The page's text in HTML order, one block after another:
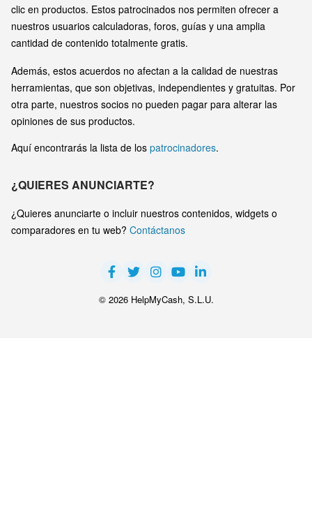
clic en productos. Estos patrocinados nos permiten ofrecer a
nuestros usuarios calculadoras, foros, guías y una amplia
cantidad de contenido totalmente gratis.
Además, estos acuerdos no afectan a la calidad de nuestras
herramientas, que son objetivas, independientes y gratuitas. Por
otra parte, nuestros socios no pueden pagar para alterar las
opiniones de sus productos.
Aquí encontrarás la lista de los patrocinadores.
¿QUIERES ANUNCIARTE?
¿Quieres anunciarte o incluir nuestros contenidos, widgets o
comparadores en tu web? Contáctanos
© 2026 HelpMyCash, S.L.U.